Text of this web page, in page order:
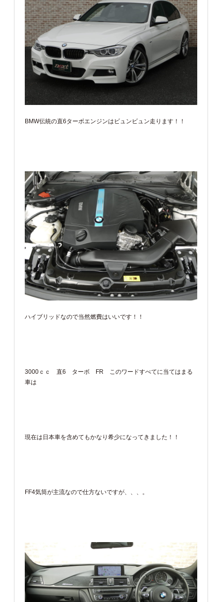
BMW伝統の直6ターボエンジンはビュンビュン走ります！！
ハイブリッドなので当然燃費はいいです！！
3000ｃｃ 直6 ターボ FR このワードすべてに当てはまる
車は
現在は日本車を含めてもかなり希少になってきました！！
FF4気筒が主流なので仕方ないですが、、、。